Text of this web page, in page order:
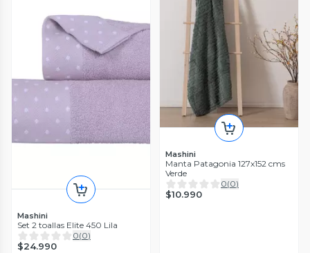
Mashini
Set 2 toallas Elite 450 Lila
0(0)
$24.990
Mashini
Manta Patagonia 127x152 cms
Verde
0(0)
$10.990